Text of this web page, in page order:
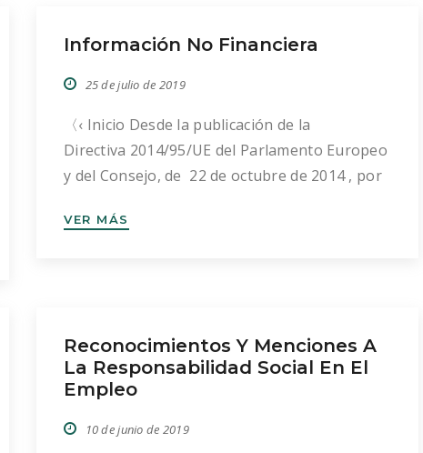
Información No Financiera
25 de julio de 2019
〈‹ Inicio Desde la publicación de la
Directiva 2014/95/UE del Parlamento Europeo
y del Consejo, de 22 de octubre de 2014 , por
lo que respecta a la divulgación de
VER MÁS
Reconocimientos Y Menciones A
La Responsabilidad Social En El
Empleo
10 de junio de 2019